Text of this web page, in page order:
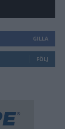
GILLA
FÖLJ